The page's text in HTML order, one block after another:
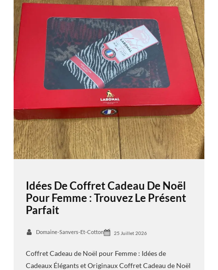
Idées De Coffret Cadeau De Noël
Pour Femme : Trouvez Le Présent
Parfait
Domaine-Sanvers-Et-Cotton 25 Juillet 2026
Coffret Cadeau de Noël pour Femme : Idées de
Cadeaux Élégants et Originaux Coffret Cadeau de Noël